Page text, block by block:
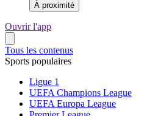
À proximité
Ouvrir l'app
Tous les contenus
Sports populaires
Ligue 1
UEFA Champions League
UEFA Europa League